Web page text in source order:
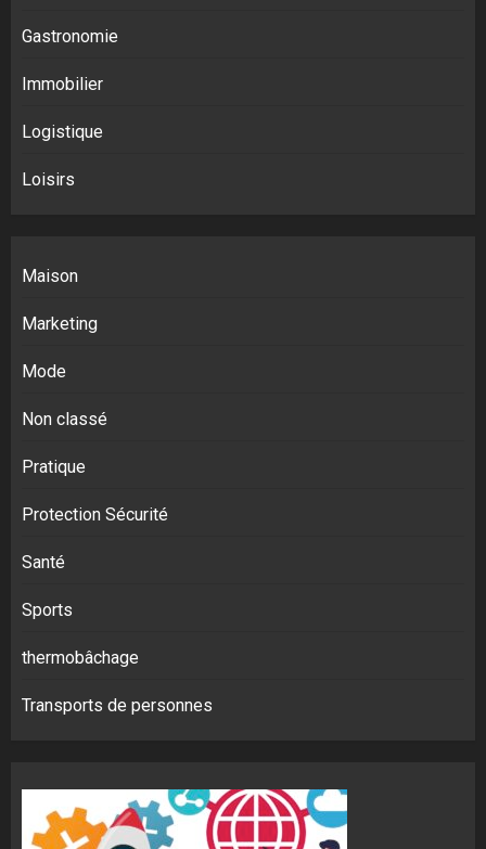
Gastronomie
Immobilier
Logistique
Loisirs
Maison
Marketing
Mode
Non classé
Pratique
Protection Sécurité
Santé
Sports
thermobâchage
Transports de personnes